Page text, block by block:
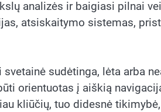
analizės ir baigiasi pilnai
atsiskaitymo sistemas,
sudėtinga, lėta arba
orientuotas į aiškią
kliūčių, tuo didesnė